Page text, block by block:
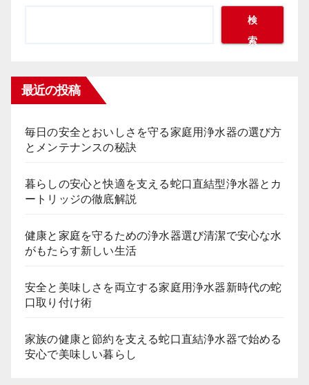
検
索
最近の投稿
毎日の安全とおいしさを守る家庭用浄水器の選び方
とメンテナンスの秘訣
暮らしの安心と快適を支える蛇口直結型浄水器とカ
ートリッジの徹底解説
健康と家庭を守るための浄水器選び清潔で安心な水
がもたらす新しい生活
安全と美味しさを両立する家庭用浄水器新時代の蛇
口取り付け術
家族の健康と節約を支える蛇口直結浄水器で始める
安心で美味しい暮らし